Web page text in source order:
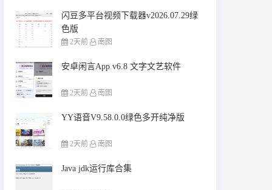
闪豆多平台视频下载器v2026.07.29绿
色版
2天前 南图
安卓闲言App v6.8 文字文艺软件
2天前 南图
YY语音V9.58.0.0绿色多开纯净版
2天前 南图
Java jdk运行库合集